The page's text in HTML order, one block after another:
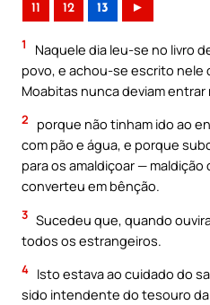
11 12 13 ►
1
Naquele dia leu-se no livro
povo, e achou-se escrito nele
Moabitas nunca deviam entrar
2
porque não tinham ido ao
com pão e água, e porque
para os amaldiçoar —
converteu em bênção.
3 Sucedeu que, quando
todos os estrangeiros.
4 Isto estava ao cuidado do
sido intendente do tesouro